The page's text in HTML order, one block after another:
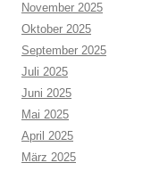
November 2025
Oktober 2025
September 2025
Juli 2025
Juni 2025
Mai 2025
April 2025
März 2025